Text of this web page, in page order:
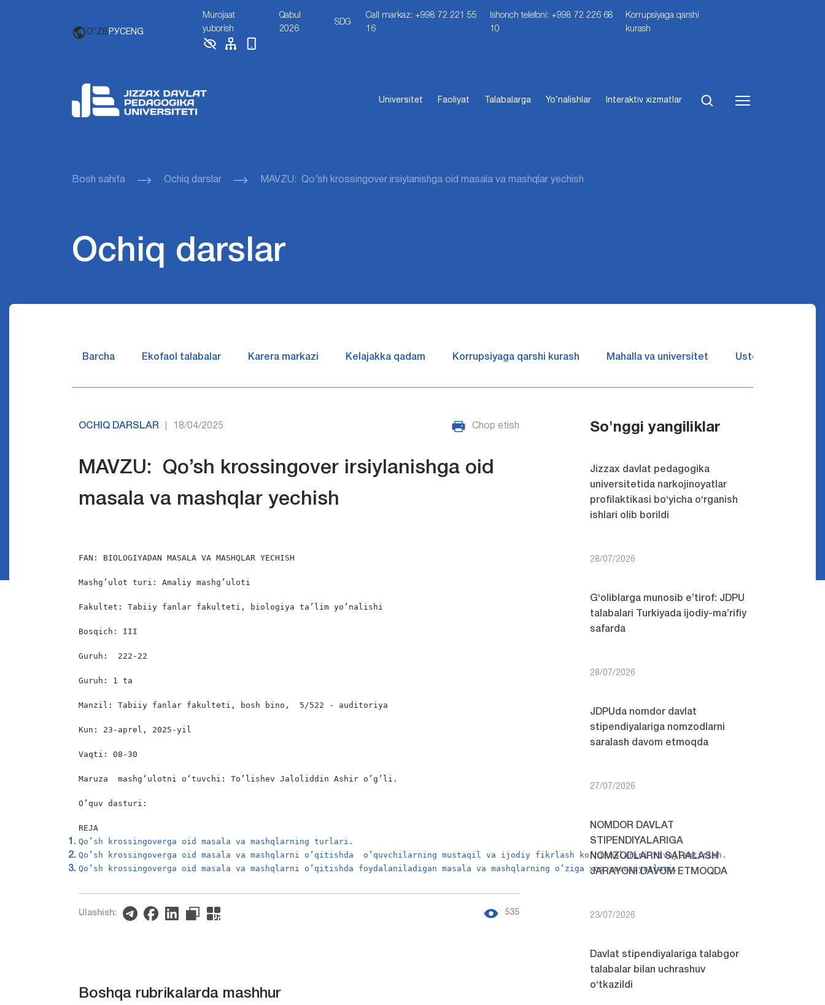
O'ZB РУСENG
Murojaat
yuborish
Qabul
2026
SDG
Call markaz: +998 72 221 55
16
Ishonch telefoni: +998 72 226 68
10
Korrupsiyaga qarshi
kurash
Universitet Faoliyat Talabalarga Yo‘nalishlar Interaktiv xizmatlar
Bosh sahifa Ochiq darslar MAVZU: Qo’sh krossingover irsiylanishga oid masala va mashqlar yechish
Ochiq darslar
Barcha Ekofaol talabalar Karera markazi Kelajakka qadam Korrupsiyaga qarshi kurash Mahalla va universitet Ustozlar suhbatin
OCHIQ DARSLAR 18/04/2025 Chop etish
MAVZU: Qo’sh krossingover irsiylanishga oid
masala va mashqlar yechish
FAN: BIOLOGIYADAN MASALA VA MASHQLAR YECHISH
Mashg’ulot turi: Amaliy mashg’uloti
Fakultet: Tabiiy fanlar fakulteti, biologiya ta’lim yo’nalishi
Bosqich: III
Guruh:  222-22
Guruh: 1 ta
Manzil: Tabiiy fanlar fakulteti, bosh bino,  5/522 - auditoriya
Kun: 23-aprel, 2025-yil
Vaqti: 08-30
Maruza  mashgʻulotni oʻtuvchi: To’lishev Jaloliddin Ashir o’g’li.
O’quv dasturi:
REJA
Qo’sh krossingoverga oid masala va mashqlarning turlari.
Qo’sh krossingoverga oid masala va mashqlarni o’qitishda  o’quvchilarning mustaqil va ijodiy fikrlash ko’nikmalarini rivojlantirish.
Qo’sh krossingoverga oid masala va mashqlarni o’qitishda foydalaniladigan masala va mashqlarning o’ziga xos xususiyatlari.
Ulashish: 535
Boshqa rubrikalarda mashhur
So'nggi yangiliklar
Jizzax davlat pedagogika
universitetida narkojinoyatlar
profilaktikasi bo‘yicha o‘rganish
ishlari olib borildi
28/07/2026
G‘oliblarga munosib e’tirof: JDPU
talabalari Turkiyada ijodiy-ma’rifiy
safarda
28/07/2026
JDPUda nomdor davlat
stipendiyalariga nomzodlarni
saralash davom etmoqda
27/07/2026
NOMDOR DAVLAT
STIPENDIYALARIGA
NOMZODLARNI SARALASH
JARAYONI DAVOM ETMOQDA
23/07/2026
Davlat stipendiyalariga talabgor
talabalar bilan uchrashuv
o‘tkazildi